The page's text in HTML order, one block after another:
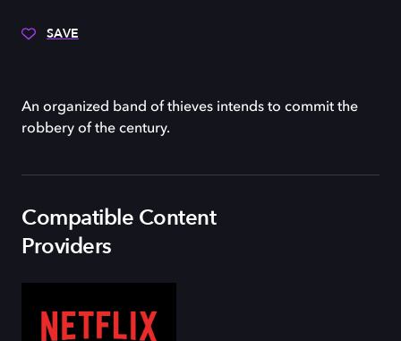
SAVE
An organized band of thieves intends to commit the
robbery of the century.
Compatible Content
Providers